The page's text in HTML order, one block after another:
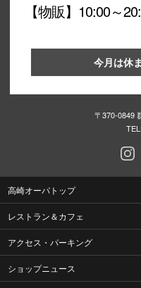
【物販】10:00～
今月は休
〒370-0849
TEL:
高崎オーパトップ
レストラン＆カフェ
アクセス・パーキング
ショップニュース